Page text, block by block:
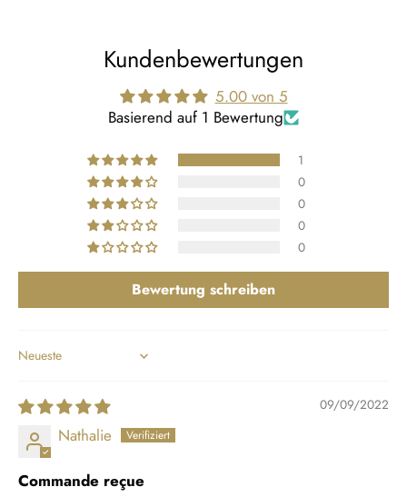
Kundenbewertungen
5.00 von 5
Basierend auf 1 Bewertung
1
0
0
0
0
Bewertung schreiben
Sort by
09/09/2022
Nathalie
Commande reçue